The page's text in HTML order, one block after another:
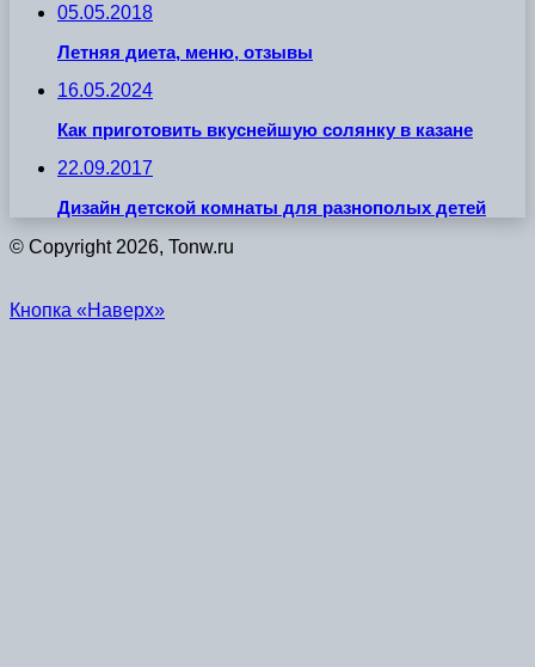
05.05.2018
Летняя диета, меню, отзывы
16.05.2024
Как приготовить вкуснейшую солянку в казане
22.09.2017
Дизайн детской комнаты для разнополых детей
© Copyright 2026, Tonw.ru
Кнопка «Наверх»